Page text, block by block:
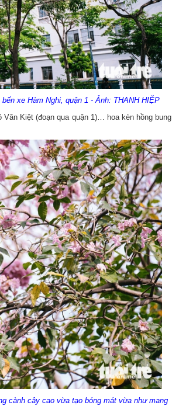
xe Hàm Nghi, quận 1 - Ảnh: THANH HIỆP
Kiệt (đoạn qua quận 1)… hoa kèn hồng bung
cành cây cao vừa tạo bóng mát vừa như mang